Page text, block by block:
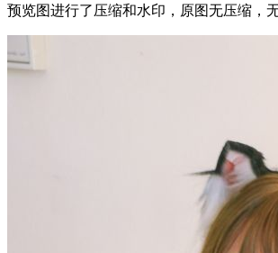
预览图进行了压缩和水印，原图无压缩，